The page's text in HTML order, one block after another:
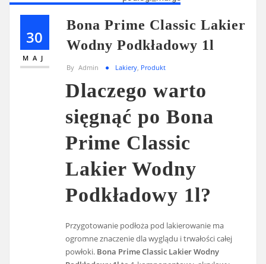
30
MAJ
Bona Prime Classic Lakier
Wodny Podkładowy 1l
By Admin Lakiery Produkt
Dlaczego warto
sięgnąć po Bona
Prime Classic
Lakier Wodny
Podkładowy 1l?
Przygotowanie podłoża pod lakierowanie ma
ogromne znaczenie dla wyglądu i trwałości całej
powłoki. Bona Prime Classic Lakier Wodny